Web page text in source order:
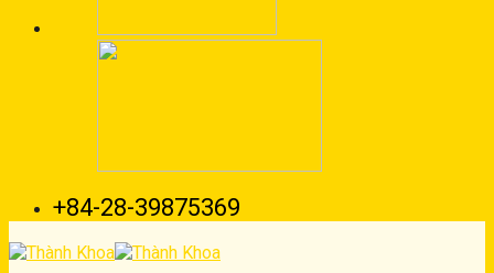
+84-28-39875369